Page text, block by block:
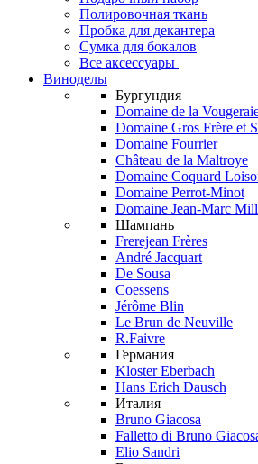
Полировочная ткань
Пробка для декантера
Сумка для бокалов
Все аксессуары
Виноделы
Бургундия
Domaine de la
Domaine Gros Frère et
Domaine Fourrier
Château de la Maltroye
Domaine Coquard
Domaine Perrot-Minot
Domaine Jean-Marc
Шампань
Frerejean Frères
André Jacquart
De Sousa
Coessens
Jérôme Blin
Le Brun de Neuville
R.Faivre
Германия
Kloster Eberbach
Hans Erich Dausch
Италия
Bruno Giacosa
Falletto di Bruno
Elio Sandri